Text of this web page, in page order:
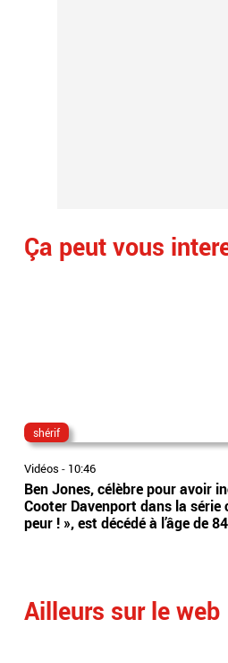
Ça peut vous
shérif
Vidéos - 10:46
Ben Jones, célèbre pour avoir
Cooter Davenport dans la
peur ! », est décédé à l’âge de
Ailleurs sur le web